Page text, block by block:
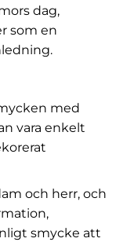
dag,
som en
med
vara enkelt
och herr, och
smycke att